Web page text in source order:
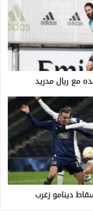
مع ريال مدريد
دينامو زغرب